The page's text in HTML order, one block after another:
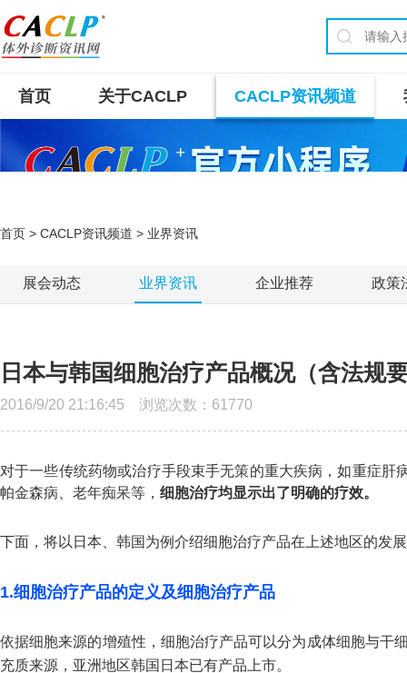
首页 关于CACLP CACLP资讯频道
首页 > CACLP资讯频道 > 业界资讯
展会动态 业界资讯 企业推荐 政策
日本与韩国细胞治疗产品概况（含法规
2016/9/20 21:16:45 浏览次数： 61770
对于一些传统药物或治疗手段束手无策的重大疾病，如重症
帕金森病、老年痴呆等， 细胞治疗均显示出了明确的疗效。
下面，将以日本、韩国为例介绍细胞治疗产品在上述地区的发
1.细胞治疗产品的定义及细胞治疗产品
依据细胞来源的增殖性，细胞治疗产品可以分为成体细胞与干
充质来源，亚洲地区韩国日本已有产品上市。